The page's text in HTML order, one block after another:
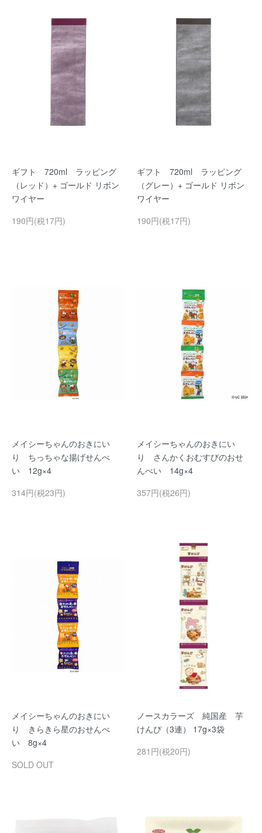
ギフト 720ml ラッピング
（レッド）+ ゴールド リボン
ワイヤー
190円(税17円)
ギフト 720ml ラッピング
（グレー）+ ゴールド リボン
ワイヤー
190円(税17円)
メイシーちゃんのおきにい
り ちっちゃな揚げせんべ
い 12g×4
314円(税23円)
メイシーちゃんのおきにい
り さんかくおむすびのおせ
んべい 14g×4
357円(税26円)
メイシーちゃんのおきにい
り きらきら星のおせんべ
い 8g×4
SOLD OUT
ノースカラーズ 純国産 芋
けんぴ（3連） 17g×3袋
281円(税20円)